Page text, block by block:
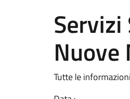
Tutte le